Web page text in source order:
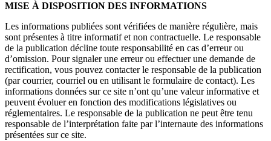
MISE À DISPOSITION DES INFORMATIONS
Les informations publiées sont vérifiées de manière régulière, mais
sont présentes à titre informatif et non contractuelle. Le responsable
de la publication décline toute responsabilité en cas d’erreur ou
d’omission. Pour signaler une erreur ou effectuer une demande de
rectification, vous pouvez contacter le responsable de la publication
(par courrier, courriel ou en utilisant le formulaire de contact). Les
informations données sur ce site n’ont qu’une valeur informative et
peuvent évoluer en fonction des modifications législatives ou
réglementaires. Le responsable de la publication ne peut être tenu
responsable de l’interprétation faite par l’internaute des informations
présentées sur ce site.